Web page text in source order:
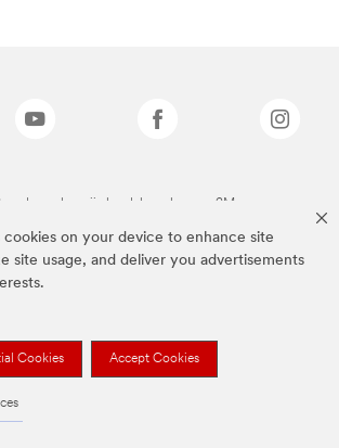
cookies on your device to enhance site
site usage, and deliver you advertisements
Cookies Accept Cookies
merken zijn handelsmerken van 3M.we